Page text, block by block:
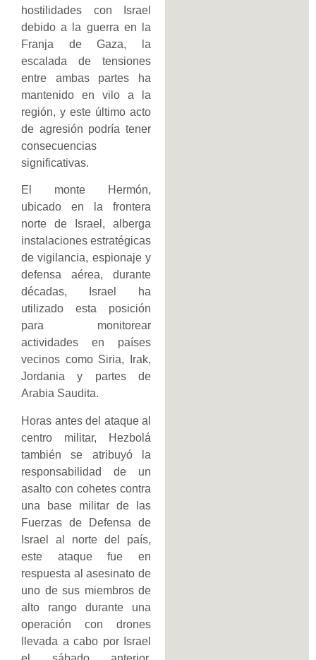
hostilidades con Israel
debido a la guerra en la
Franja de Gaza, la
escalada de tensiones
entre ambas partes ha
mantenido en vilo a la
región, y este último acto
de agresión podría tener
consecuencias
significativas.
El monte Hermón,
ubicado en la frontera
norte de Israel, alberga
instalaciones estratégicas
de vigilancia, espionaje y
defensa aérea, durante
décadas, Israel ha
utilizado esta posición
para monitorear
actividades en países
vecinos como Siria, Irak,
Jordania y partes de
Arabia Saudita.
Horas antes del ataque al
centro militar, Hezbolá
también se atribuyó la
responsabilidad de un
asalto con cohetes contra
una base militar de las
Fuerzas de Defensa de
Israel al norte del país,
este ataque fue en
respuesta al asesinato de
uno de sus miembros de
alto rango durante una
operación con drones
llevada a cabo por Israel